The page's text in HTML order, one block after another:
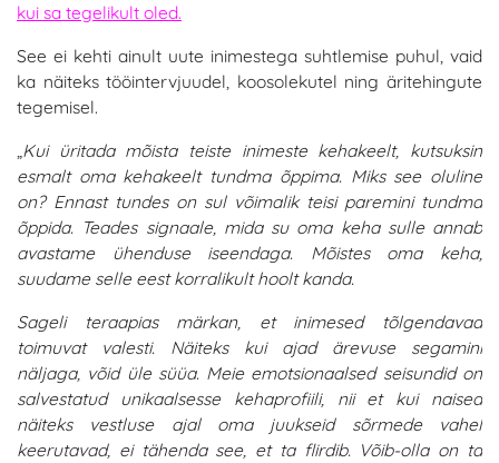
kui sa tegelikult oled.
See ei kehti ainult uute inimestega suhtlemise puhul, vaid
ka näiteks tööintervjuudel, koosolekutel ning äritehingute
tegemisel.
„Kui üritada mõista teiste inimeste kehakeelt, kutsuksin
esmalt oma kehakeelt tundma õppima. Miks see oluline
on? Ennast tundes on sul võimalik teisi paremini tundma
õppida. Teades signaale, mida su oma keha sulle annab
avastame ühenduse iseendaga. Mõistes oma keha,
suudame selle eest korralikult hoolt kanda.
Sageli teraapias märkan, et inimesed tõlgendavad
toimuvat valesti. Näiteks kui ajad ärevuse segamini
näljaga, võid üle süüa. Meie emotsionaalsed seisundid on
salvestatud unikaalsesse kehaprofiili, nii et kui naised
näiteks vestluse ajal oma juukseid sõrmede vahel
keerutavad, ei tähenda see, et ta flirdib. Võib-olla on ta